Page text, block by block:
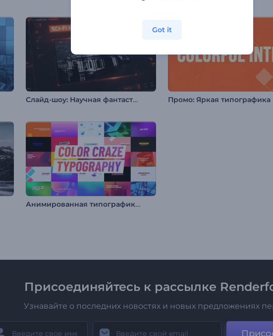
Слайд-шоу: Научная фантастика Промо: Яркая типографика
Анимированная типографика: Цветомания
Присоединяйтесь к рассылке
Узнавайте о последних новостях и новых предложениях
Got it